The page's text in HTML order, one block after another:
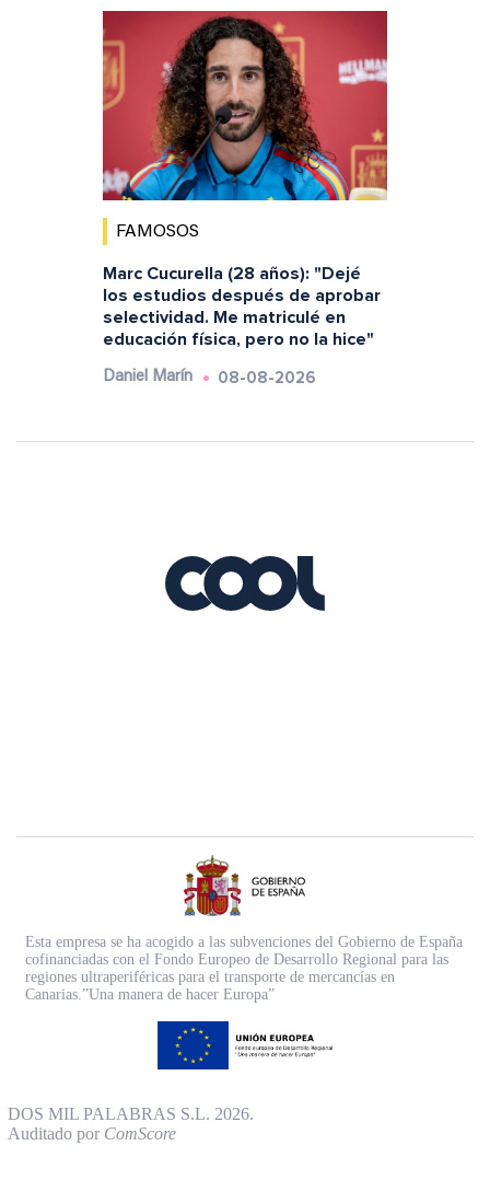
FAMOSOS
Marc Cucurella (28 años): "Dejé
los estudios después de aprobar
selectividad. Me matriculé en
educación física, pero no la hice"
Daniel Marín 08-08-2026
Esta empresa se ha acogido a las subvenciones del Gobierno de España
cofinanciadas con el Fondo Europeo de Desarrollo Regional para las
regiones ultraperiféricas para el transporte de mercancías en
Canarias.”Una manera de hacer Europa”
DOS MIL PALABRAS S.L. 2026.
Auditado por ComScore